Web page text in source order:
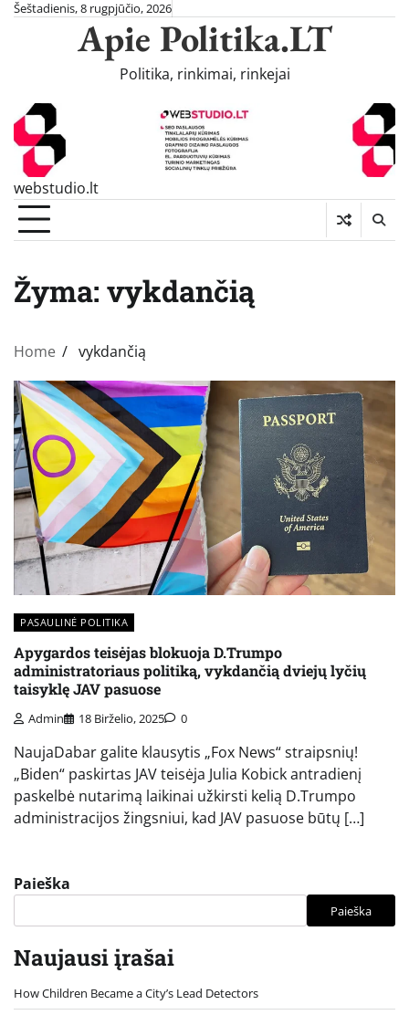
SkipŠeštadienis, 8 rugpjūčio, 2026
Apie Politika.LT
Politika, rinkimai, rinkejai
webstudio.lt
Žyma: vykdančią
Home vykdančią
PASAULINĖ POLITIKA
Apygardos teisėjas blokuoja D.Trumpo
administratoriaus politiką, vykdančią dviejų lyčių
taisyklę JAV pasuose
Admin 18 Birželio, 2025 0
NaujaDabar galite klausytis „Fox News“ straipsnių!
„Biden“ paskirtas JAV teisėja Julia Kobick antradienį
paskelbė nutarimą laikinai užkirsti kelią D.Trumpo
administracijos žingsniui, kad JAV pasuose būtų […]
Paieška
Paieška
Naujausi įrašai
How Children Became a City’s Lead Detectors